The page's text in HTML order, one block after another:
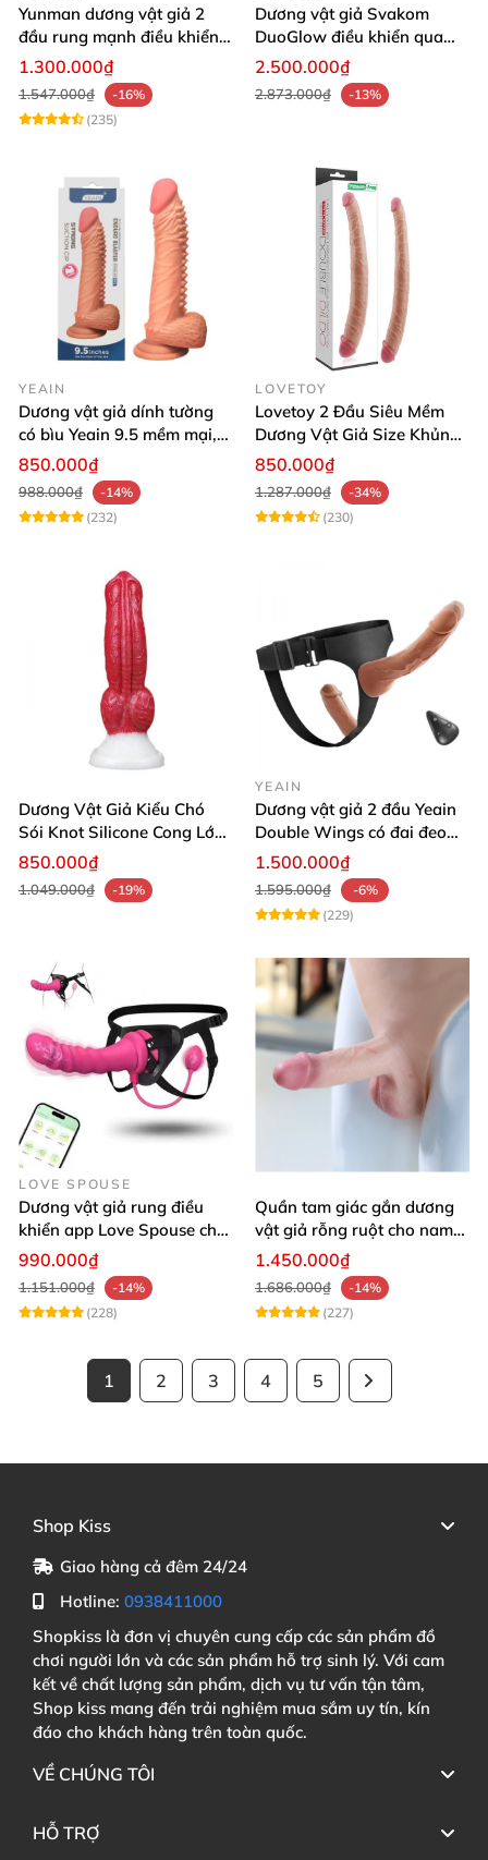
Yunman dương vật giả 2
đầu rung mạnh điều khiển
không dây Les
1.300.000₫
1.547.000₫
-16%
(235)
Dương vật giả Svakom
DuoGlow điều khiển qua
app massage điểm G và âm
2.500.000₫
2.873.000₫ -13%
YEAIN
Dương vật giả dính tường
có bìu Yeain 9.5 mềm mại,
kích thích mạnh
850.000₫
988.000₫
-14%
(232)
LOVETOY
Lovetoy 2 Đầu Siêu Mềm
Dương Vật Giả Size Khủng
Uốn Dẻo
850.000₫
1.287.000₫
-34%
(230)
Dương Vật Giả Kiểu Chó
Sói Knot Silicone Cong Lớn
Có Đế Hít Tường Cao Cấp
850.000₫
1.049.000₫ -19%
YEAIN
Dương vật giả 2 đầu Yeain
Double Wings có đai đeo
điều khiển remote từ xa
1.500.000₫
1.595.000₫
-6%
(229)
LOVE SPOUSE
Dương vật giả rung điều
khiển app Love Spouse cho
Les nhanh nhạy
990.000₫
1.151.000₫
-14%
(228)
Quần tam giác gắn dương
vật giả rỗng ruột cho nam
Jiuai mềm như thật
1.450.000₫
1.686.000₫
-14%
(227)
1 2 3 4 5
Shop Kiss
Giao hàng cả đêm 24/24
Hotline: 0938411000
Shopkiss là đơn vị chuyên cung cấp các sản phẩm đồ
chơi người lớn và các sản phẩm hỗ trợ sinh lý. Với cam
kết về chất lượng sản phẩm, dịch vụ tư vấn tận tâm,
Shop kiss mang đến trải nghiệm mua sắm uy tín, kín
đáo cho khách hàng trên toàn quốc.
VỀ CHÚNG TÔI
HỖ TRỢ